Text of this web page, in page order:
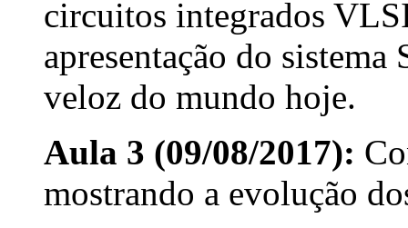
circuitos integrados
apresentação do
veloz do mundo hoje.
Aula 3 (09/08/2017):
mostrando a evolução